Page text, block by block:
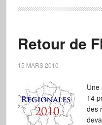
Retour de
15 MARS 2010
Une
14
des